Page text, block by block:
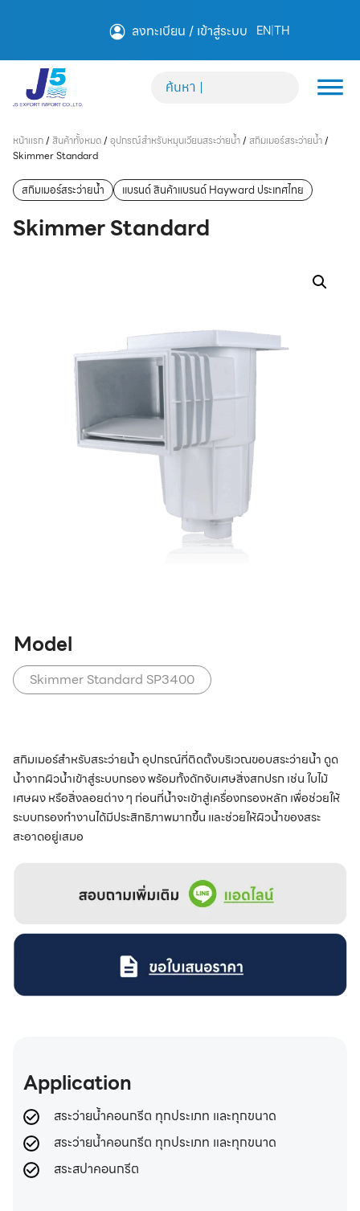
ลงทะเบียน / เข้าสู่ระบบ EN|TH
หน้าแรก/ สินค้าทั้งหมด/ อุปกรณ์สำหรับหมุนเวียนสระว่ายน้ำ/ สกิมเมอร์สระว่ายน้ำ/
Skimmer Standard
สกิมเมอร์สระว่ายน้ำ แบรนด์ สินค้าแบรนด์ Hayward ประเทศไทย
Skimmer Standard
Model
Skimmer Standard SP3400
สกิมเมอร์สำหรับสระว่ายน้ำ อุปกรณ์ที่ติดตั้งบริเวณขอบสระว่ายน้ำ ดูด
น้ำจากผิวน้ำเข้าสู่ระบบกรอง พร้อมทั้งดักจับเศษสิ่งสกปรก เช่น ใบไม้
เศษผง หรือสิ่งลอยต่าง ๆ ก่อนที่น้ำจะเข้าสู่เครื่องกรองหลัก เพื่อช่วยให้
ระบบกรองทำงานได้มีประสิทธิภาพมากขึ้น และช่วยให้ผิวน้ำของสระ
สะอาดอยู่เสมอ
Application
สระว่ายน้ำคอนกรีต ทุกประเภท และทุกขนาด
สระว่ายน้ำคอนกรีต ทุกประเภท และทุกขนาด
สระสปาคอนกรีต